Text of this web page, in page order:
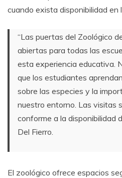
cuando exista disponibilidad en
“Las puertas del Zoológico
abiertas para todas las
esta experiencia educativa.
que los estudiantes
sobre las especies y la
nuestro entorno. Las visitas
conforme a la disponibilidad
Del Fierro.
El zoológico ofrece espacios